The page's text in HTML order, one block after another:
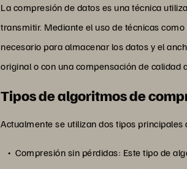
La compresión de datos es una técnica
transmitir. Mediante el uso de técnicas
necesario para almacenar los datos y el
original o con una compensación de calidad
Tipos de algoritmos de
Actualmente se utilizan dos tipos
Compresión sin pérdidas: Este tipo de